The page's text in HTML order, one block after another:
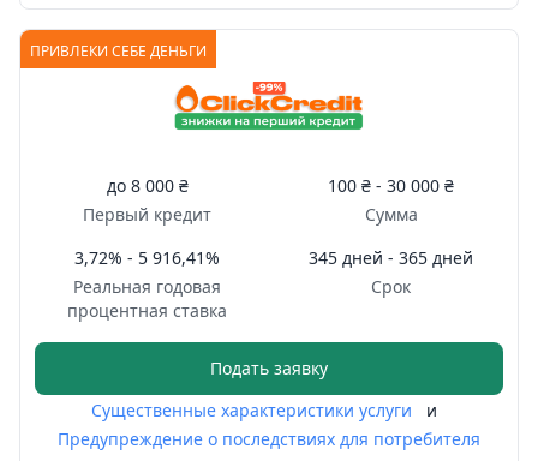
ПРИВЛЕКИ СЕБЕ ДЕНЬГИ
до 8 000 ₴
Первый кредит
100 ₴ - 30 000 ₴
Сумма
3,72% - 5 916,41%
Реальная годовая
процентная ставка
345 дней - 365 дней
Срок
Подать заявку
Существенные характеристики услуги
и
Предупреждение о последствиях для потребителя